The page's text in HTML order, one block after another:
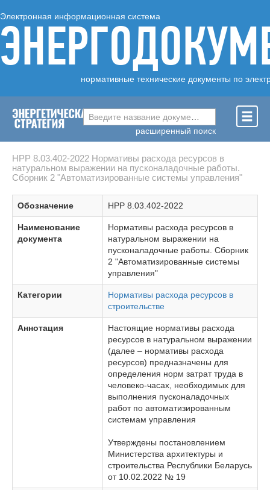
Электронная информационная система
нормативные технические документы по
Введите название документа ...
расширенный поиск
НРР 8.03.402-2022 Нормативы расхода ресурсов в
натуральном выражении на пусконаладочные работы.
Сборник 2 "Автоматизированные системы управления"
Обозначение НРР 8.03.402-2022
Наименование
документа
Нормативы расхода ресурсов в
натуральном выражении на
пусконаладочные работы. Сборник
2 "Автоматизированные системы
управления"
Категории
Нормативы расхода ресурсов в
строительстве
Аннотация
Настоящие нормативы расхода
ресурсов в натуральном выражении
(далее – нормативы расхода
ресурсов) предназначены для
определения норм затрат труда в
человеко-часах, необходимых для
выполнения пусконаладочных
работ по автоматизированным
системам управления
Утверждены постановлением
Министерства архитектуры и
строительства Республики Беларусь
от 10.02.2022 № 19